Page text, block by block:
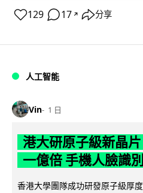
129 17 ↗ 分享
人工智能
Vin 1 日
港大研原子級新晶
一億倍 手機人臉識
香港大學團隊成功研發原子級厚